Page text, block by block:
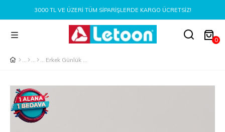
3000 TL VE ÜZERI TÜM SIPARIŞLERDE KARGO ÜCRETSIZ!
0
Erkek Günlük Rahat Spor Ayakkabı BEYAZ